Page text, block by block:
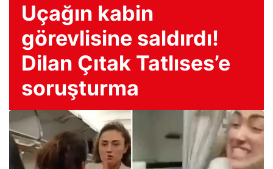
Uçağın kabin
görevlisine saldırdı!
Dilan Çıtak Tatlıses’e
soruşturma